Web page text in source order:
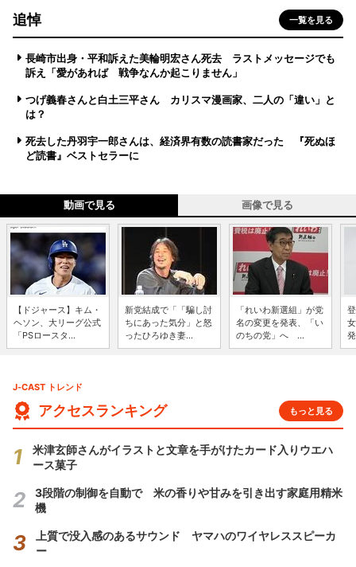
追悼 一覧を見る
長崎市出身・平和訴えた美輪明宏さん死去 ラストメッセージでも
訴え「愛があれば 戦争なんか起こりません」
つげ義春さんと白土三平さん カリスマ漫画家、二人の「違い」と
は？
死去した丹羽宇一郎さんは、経済界有数の読書家だった 『死ぬほ
ど読書』ベストセラーに
動画で見る 画像で見る
【ドジャース】キム・
ヘソン、大リーグ公式
「PSロースタ...
新党結成で「「騙し討
ちにあった気分」と怒
ったひろゆき妻...
「れいわ新選組」が党
名の変更を発表、「い
のちの党」へ ...
J-CAST トレンド
アクセスランキング もっと見る
米津玄師さんがイラストと文章を手がけたカード入りウエハ
ース菓子
3段階の制御を自動で 米の香りや甘みを引き出す家庭用精米
機
上質で没入感のあるサウンド ヤマハのワイヤレススピーカ
ー